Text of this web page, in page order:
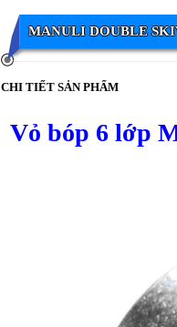
MANULI DOUBLE
CHI TIẾT SẢN PHẨM
Vỏ bóp 6 lớp